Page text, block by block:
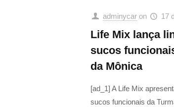
adminycar on 17
Life Mix lança
sucos
da Mônica
[ad_1] A Life Mix
sucos funcionais da